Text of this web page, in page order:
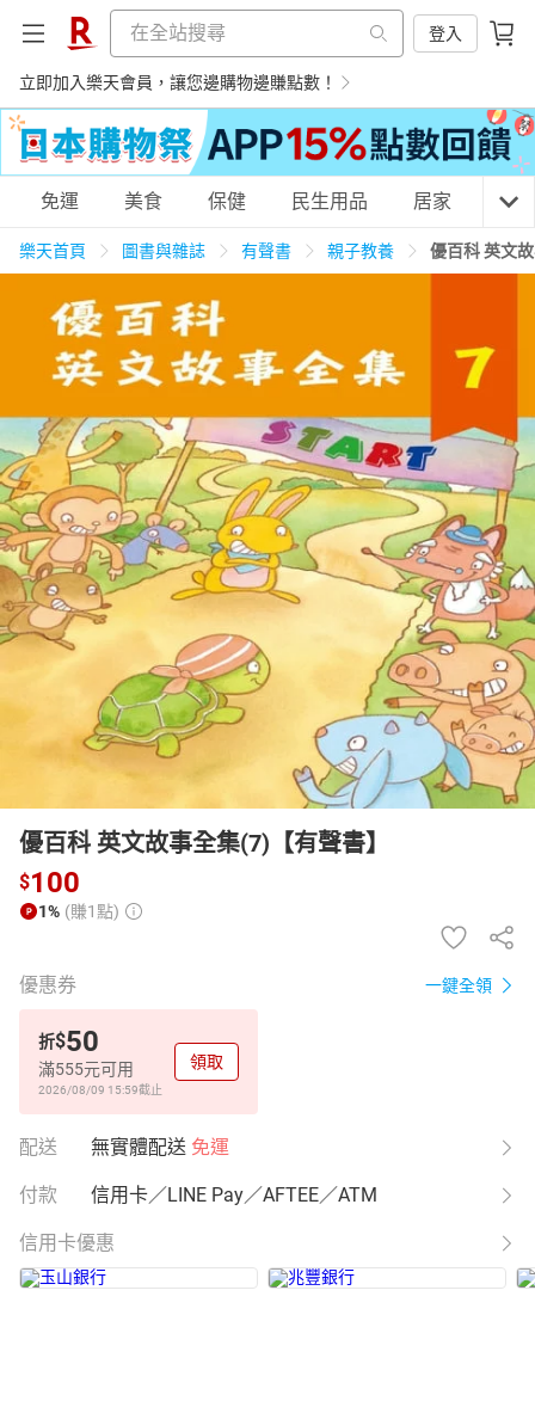
登入
立即加入樂天會員，讓您邊購物邊賺點數！
購物網分類
天天免運 美食蛋糕
居家生活 3C家電 運動休閒 親子玩具
女裝 男裝 化妝保養 情趣用品
日本購物 電子/紙本書
HOT
免運 美食 保健 民生用品 居家 3C
樂天首頁 圖書與雜誌 有聲書 親子教養 優百科 英文
優百科 英文故事全集(7)【有聲書】
$100
1% (賺1點)
優惠券 一鍵全領
折$50
滿555元可用
2026/08/09 15:59截止
領取
配送 無實體配送 免運
付款 信用卡／LINE Pay／AFTEE／ATM
信用卡優惠